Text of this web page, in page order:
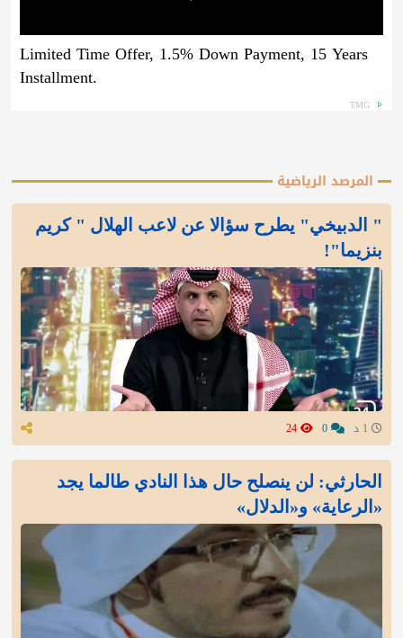
Limited Time Offer, 1.5% Down Payment, 15 Years
Installment.
TMG
المرصد الرياضية
" الدبيخي" يطرح سؤالا عن لاعب الهلال " كريم
بنزيما"!
الحارثي: لن ينصلح حال هذا النادي طالما يجد
«الرعاية» و«الدلال»